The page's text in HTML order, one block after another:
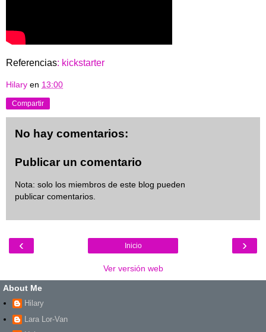
Referencias: kickstarter
Hilary en 13:00
Compartir
No hay comentarios:
Publicar un comentario
Nota: solo los miembros de este blog pueden
publicar comentarios.
‹ ›
Inicio
Ver versión web
About Me
Hilary
Lara Lor-Van